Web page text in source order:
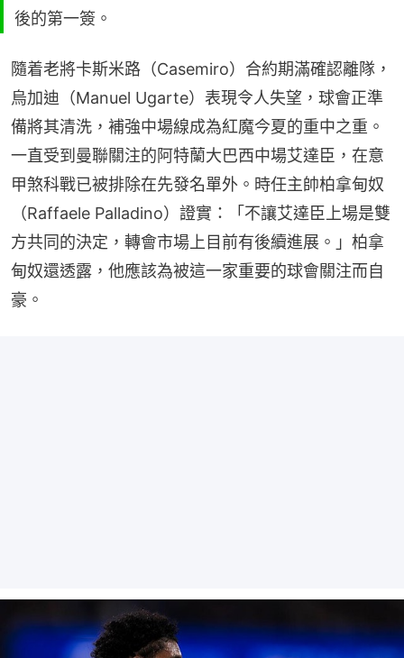
後的第一簽。
隨着老將卡斯米路（Casemiro）合約期滿確認離隊，
烏加迪（Manuel Ugarte）表現令人失望，球會正準
備將其清洗，補強中場線成為紅魔今夏的重中之重。
一直受到曼聯關注的阿特蘭大巴西中場艾達臣，在意
甲煞科戰已被排除在先發名單外。時任主帥柏拿甸奴
（Raffaele Palladino）證實：「不讓艾達臣上場是雙
方共同的決定，轉會市場上目前有後續進展。」柏拿
甸奴還透露，他應該為被這一家重要的球會關注而自
豪。